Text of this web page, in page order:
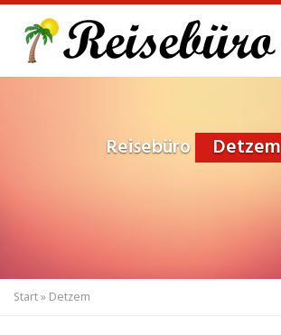
main
Reisebüro Detzem
Start» Detzem